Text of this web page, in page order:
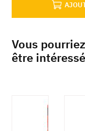
Vous
être